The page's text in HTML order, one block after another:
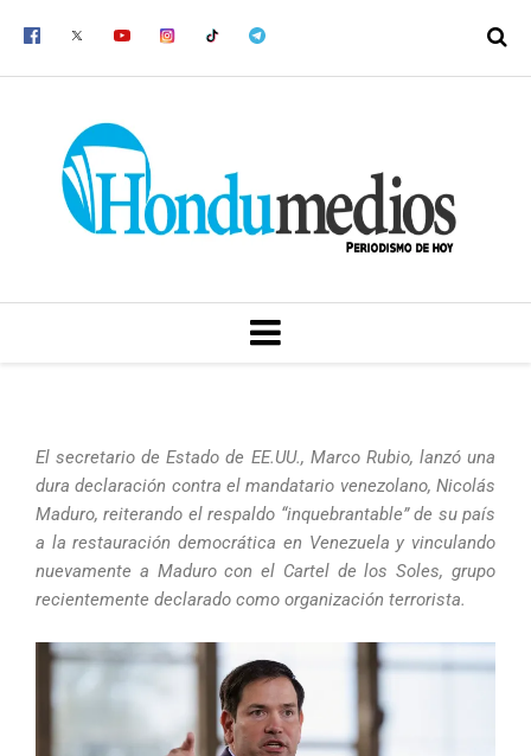
MENU
El secretario de Estado de EE.UU., Marco Rubio, lanzó una
dura declaración contra el mandatario venezolano, Nicolás
Maduro, reiterando el respaldo “inquebrantable” de su país
a la restauración democrática en Venezuela y vinculando
nuevamente a Maduro con el Cartel de los Soles, grupo
recientemente declarado como organización terrorista.